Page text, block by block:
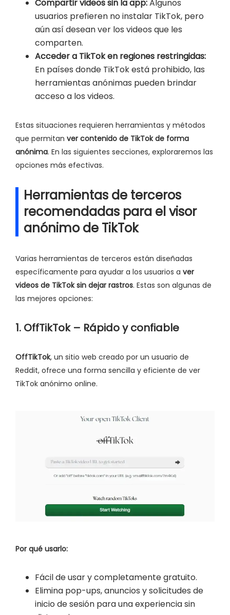
Compartir videos sin la app:Algunos
usuarios prefieren no instalar TikTok, pero
aún así desean ver los videos que les
comparten.
Acceder a TikTok en regiones restringidas:
En países donde TikTok está prohibido, las
herramientas anónimas pueden brindar
acceso a los videos.
Estas situaciones requieren herramientas y métodos
que permitan ver contenido de TikTok de forma
anónima. En las siguientes secciones, exploraremos las
opciones más efectivas.
Herramientas de terceros
recomendadas para el visor
anónimo de TikTok
Varias herramientas de terceros están diseñadas
específicamente para ayudar a los usuarios a ver
videos de TikTok sin dejar rastros. Estas son algunas de
las mejores opciones:
1. OffTikTok – Rápido y confiable
OffTikTok, un sitio web creado por un usuario de
Reddit, ofrece una forma sencilla y eficiente de ver
TikTok anónimo online.
Por qué usarlo:
Fácil de usar y completamente gratuito.
Elimina pop-ups, anuncios y solicitudes de
inicio de sesión para una experiencia sin